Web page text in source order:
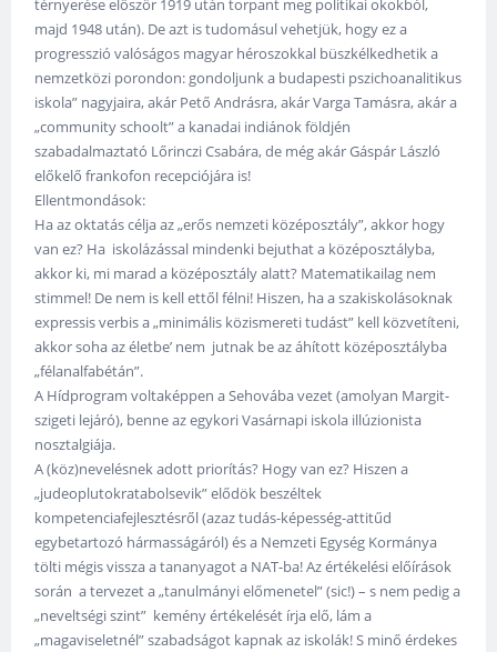
térnyerése először 1919 után torpant meg politikai okokból,
majd 1948 után). De azt is tudomásul vehetjük, hogy ez a
progresszió valóságos magyar héroszokkal büszkélkedhetik a
nemzetközi porondon: gondoljunk a budapesti pszichoanalitikus
iskola” nagyjaira, akár Pető Andrásra, akár Varga Tamásra, akár a
„community schoolt” a kanadai indiánok földjén
szabadalmaztató Lőrinczi Csabára, de még akár Gáspár László
előkelő frankofon recepciójára is!
Ellentmondások:
Ha az oktatás célja az „erős nemzeti középosztály”, akkor hogy
van ez? Ha iskolázással mindenki bejuthat a középosztályba,
akkor ki, mi marad a középosztály alatt? Matematikailag nem
stimmel! De nem is kell ettől félni! Hiszen, ha a szakiskolásoknak
expressis verbis a „minimális közismereti tudást” kell közvetíteni,
akkor soha az életbe’ nem jutnak be az áhított középosztályba
„félanalfabétán”.
A Hídprogram voltaképpen a Sehovába vezet (amolyan Margit-
szigeti lejáró), benne az egykori Vasárnapi iskola illúzionista
nosztalgiája.
A (köz)nevelésnek adott priorítás? Hogy van ez? Hiszen a
„judeoplutokratabolsevik” elődök beszéltek
kompetenciafejlesztésről (azaz tudás-képesség-attitűd
egybetartozó hármasságáról) és a Nemzeti Egység Kormánya
tölti mégis vissza a tananyagot a NAT-ba! Az értékelési előírások
során a tervezet a „tanulmányi előmenetel” (sic!) – s nem pedig a
„neveltségi szint” kemény értékelését írja elő, lám a
„magaviseletnél” szabadságot kapnak az iskolák! S minő érdekes